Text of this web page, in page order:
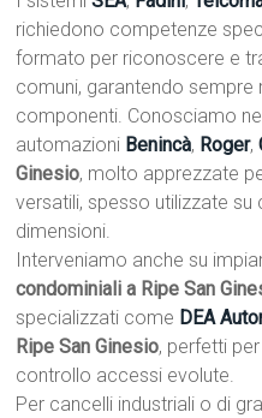
richiedono competenze
formato per riconoscere e
comuni, garantendo
componenti. Conosciamo
automazioni Benincà, Roger,
Ginesio, molto apprezzate
versatili, spesso utilizzate
dimensioni.
Interveniamo anche su
condominiali a Ripe San
specializzati come DEA
Ripe San Ginesio, perfetti
controllo accessi evolute.
Per cancelli industriali o di